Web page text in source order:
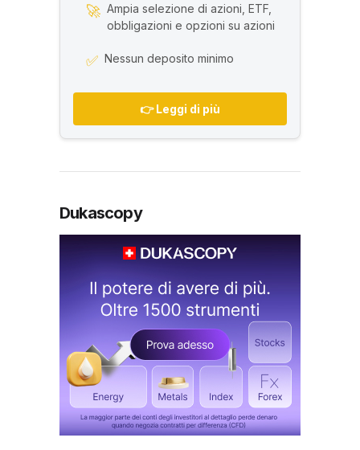
🚀 Ampia selezione di azioni, ETF,
obbligazioni e opzioni su azioni
✅ Nessun deposito minimo
👉 Leggi di più
Dukascopy